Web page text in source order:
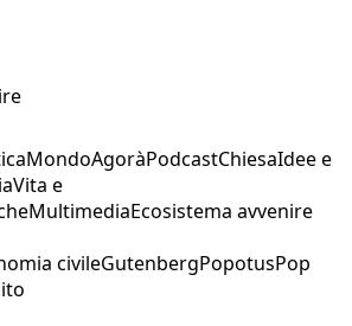
MondoAgoràPodcastChiesaIdee e
Vita e
MultimediaEcosistema avvenire
civileGutenbergPopotusPop